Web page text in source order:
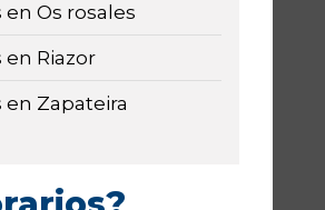
Os rosales
en Riazor
en Zapateira